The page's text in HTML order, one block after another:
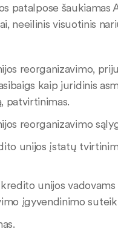
patalpose šaukiamas
neeilinis visuotinis
reorganizavimo,
kaip juridinis
patvirtinimas.
reorganizavimo
unijos įstatų
unijos
įgyvendinimo